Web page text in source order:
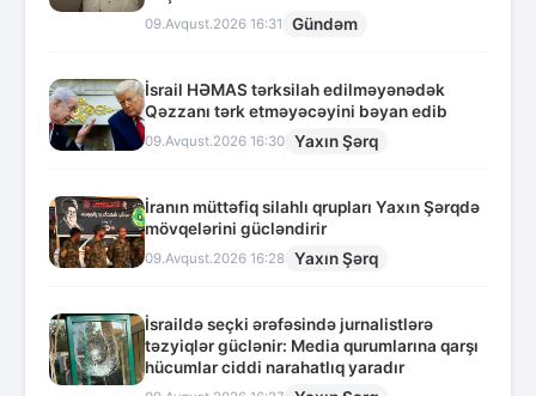
09.Avqust.2026 16:31 Gündəm
İsrail HƏMAS tərksilah edilməyənədək
Qəzzanı tərk etməyəcəyini bəyan edib
09.Avqust.2026 16:30 Yaxın Şərq
İranın müttəfiq silahlı qrupları Yaxın Şərqdə
mövqelərini gücləndirir
09.Avqust.2026 16:28 Yaxın Şərq
İsraildə seçki ərəfəsində jurnalistlərə
təzyiqlər güclənir: Media qurumlarına qarşı
hücumlar ciddi narahatlıq yaradır